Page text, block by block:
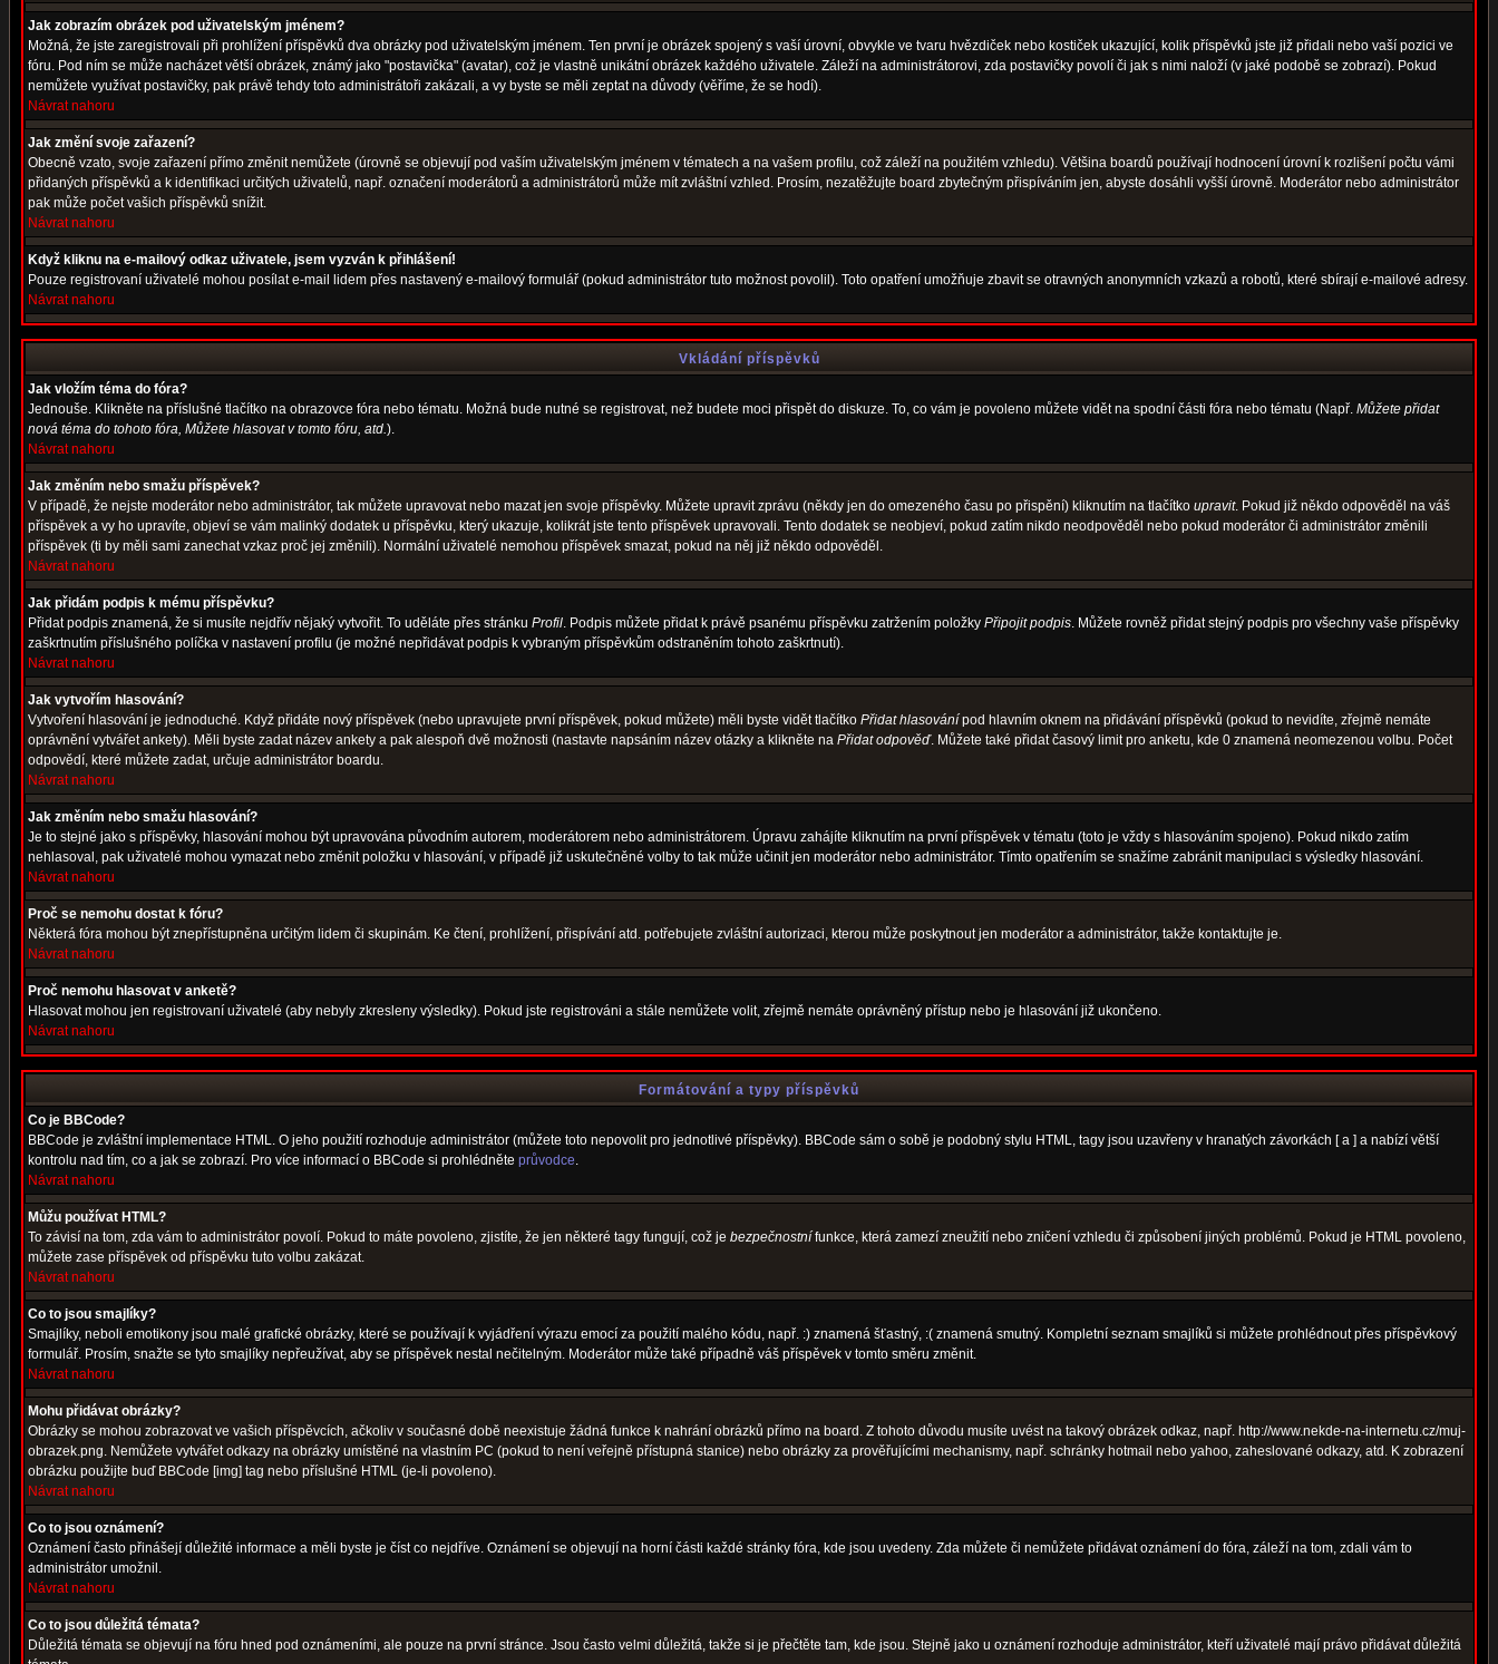
Jak zobrazím obrázek pod uživatelským jménem?
Možná, že jste zaregistrovali při prohlížení příspěvků dva obrázky pod uživatelským jménem. Ten první je obrázek spojený s vaší úrovní, obvykle ve tvaru hvězdiček nebo kostiček ukazující, kolik příspěvků jste již přidali nebo vaší pozici ve
fóru. Pod ním se může nacházet větší obrázek, známý jako "postavička" (avatar), což je vlastně unikátní obrázek každého uživatele. Záleží na administrátorovi, zda postavičky povolí či jak s nimi naloží (v jaké podobě se zobrazí). Pokud
nemůžete využívat postavičky, pak právě tehdy toto administrátoři zakázali, a vy byste se měli zeptat na důvody (věříme, že se hodí).
Návrat nahoru
Jak změní svoje zařazení?
Obecně vzato, svoje zařazení přímo změnit nemůžete (úrovně se objevují pod vaším uživatelským jménem v tématech a na vašem profilu, což záleží na použitém vzhledu). Většina boardů používají hodnocení úrovní k rozlišení počtu vámi
přidaných příspěvků a k identifikaci určitých uživatelů, např. označení moderátorů a administrátorů může mít zvláštní vzhled. Prosím, nezatěžujte board zbytečným přispíváním jen, abyste dosáhli vyšší úrovně. Moderátor nebo administrátor
pak může počet vašich příspěvků snížit.
Návrat nahoru
Když kliknu na e-mailový odkaz uživatele, jsem vyzván k přihlášení!
Pouze registrovaní uživatelé mohou posílat e-mail lidem přes nastavený e-mailový formulář (pokud administrátor tuto možnost povolil). Toto opatření umožňuje zbavit se otravných anonymních vzkazů a robotů, které sbírají e-mailové adresy.
Návrat nahoru
Vkládání příspěvků
Jak vložím téma do fóra?
Jednouše. Klikněte na příslušné tlačítko na obrazovce fóra nebo tématu. Možná bude nutné se registrovat, než budete moci přispět do diskuze. To, co vám je povoleno můžete vidět na spodní části fóra nebo tématu (Např. Můžete přidat
nová téma do tohoto fóra, Můžete hlasovat v tomto fóru, atd.).
Návrat nahoru
Jak změním nebo smažu příspěvek?
V případě, že nejste moderátor nebo administrátor, tak můžete upravovat nebo mazat jen svoje příspěvky. Můžete upravit zprávu (někdy jen do omezeného času po přispění) kliknutím na tlačítko upravit. Pokud již někdo odpověděl na váš
příspěvek a vy ho upravíte, objeví se vám malinký dodatek u příspěvku, který ukazuje, kolikrát jste tento příspěvek upravovali. Tento dodatek se neobjeví, pokud zatím nikdo neodpověděl nebo pokud moderátor či administrátor změnili
příspěvek (ti by měli sami zanechat vzkaz proč jej změnili). Normální uživatelé nemohou příspěvek smazat, pokud na něj již někdo odpověděl.
Návrat nahoru
Jak přidám podpis k mému příspěvku?
Přidat podpis znamená, že si musíte nejdřív nějaký vytvořit. To uděláte přes stránku Profil. Podpis můžete přidat k právě psanému příspěvku zatržením položky Připojit podpis. Můžete rovněž přidat stejný podpis pro všechny vaše příspěvky
zaškrtnutím příslušného políčka v nastavení profilu (je možné nepřidávat podpis k vybraným příspěvkům odstraněním tohoto zaškrtnutí).
Návrat nahoru
Jak vytvořím hlasování?
Vytvoření hlasování je jednoduché. Když přidáte nový příspěvek (nebo upravujete první příspěvek, pokud můžete) měli byste vidět tlačítko Přidat hlasování pod hlavním oknem na přidávání příspěvků (pokud to nevidíte, zřejmě nemáte
oprávnění vytvářet ankety). Měli byste zadat název ankety a pak alespoň dvě možnosti (nastavte napsáním název otázky a klikněte na Přidat odpověď. Můžete také přidat časový limit pro anketu, kde 0 znamená neomezenou volbu. Počet
odpovědí, které můžete zadat, určuje administrátor boardu.
Návrat nahoru
Jak změním nebo smažu hlasování?
Je to stejné jako s příspěvky, hlasování mohou být upravována původním autorem, moderátorem nebo administrátorem. Úpravu zahájíte kliknutím na první příspěvek v tématu (toto je vždy s hlasováním spojeno). Pokud nikdo zatím
nehlasoval, pak uživatelé mohou vymazat nebo změnit položku v hlasování, v případě již uskutečněné volby to tak může učinit jen moderátor nebo administrátor. Tímto opatřením se snažíme zabránit manipulaci s výsledky hlasování.
Návrat nahoru
Proč se nemohu dostat k fóru?
Některá fóra mohou být znepřístupněna určitým lidem či skupinám. Ke čtení, prohlížení, přispívání atd. potřebujete zvláštní autorizaci, kterou může poskytnout jen moderátor a administrátor, takže kontaktujte je.
Návrat nahoru
Proč nemohu hlasovat v anketě?
Hlasovat mohou jen registrovaní uživatelé (aby nebyly zkresleny výsledky). Pokud jste registrováni a stále nemůžete volit, zřejmě nemáte oprávněný přístup nebo je hlasování již ukončeno.
Návrat nahoru
Formátování a typy příspěvků
Co je BBCode?
BBCode je zvláštní implementace HTML. O jeho použití rozhoduje administrátor (můžete toto nepovolit pro jednotlivé příspěvky). BBCode sám o sobě je podobný stylu HTML, tagy jsou uzavřeny v hranatých závorkách [ a ] a nabízí větší
kontrolu nad tím, co a jak se zobrazí. Pro více informací o BBCode si prohlédněte průvodce.
Návrat nahoru
Můžu používat HTML?
To závisí na tom, zda vám to administrátor povolí. Pokud to máte povoleno, zjistíte, že jen některé tagy fungují, což je bezpečnostní funkce, která zamezí zneužití nebo zničení vzhledu či způsobení jiných problémů. Pokud je HTML povoleno,
můžete zase příspěvek od příspěvku tuto volbu zakázat.
Návrat nahoru
Co to jsou smajlíky?
Smajlíky, neboli emotikony jsou malé grafické obrázky, které se používají k vyjádření výrazu emocí za použití malého kódu, např. :) znamená šťastný, :( znamená smutný. Kompletní seznam smajlíků si můžete prohlédnout přes příspěvkový
formulář. Prosím, snažte se tyto smajlíky nepřeužívat, aby se příspěvek nestal nečitelným. Moderátor může také případně váš příspěvek v tomto směru změnit.
Návrat nahoru
Mohu přidávat obrázky?
Obrázky se mohou zobrazovat ve vašich příspěvcích, ačkoliv v současné době neexistuje žádná funkce k nahrání obrázků přímo na board. Z tohoto důvodu musíte uvést na takový obrázek odkaz, např. http://www.nekde-na-internetu.cz/muj-
obrazek.png. Nemůžete vytvářet odkazy na obrázky umístěné na vlastním PC (pokud to není veřejně přístupná stanice) nebo obrázky za prověřujícími mechanismy, např. schránky hotmail nebo yahoo, zaheslované odkazy, atd. K zobrazení
obrázku použijte buď BBCode [img] tag nebo příslušné HTML (je-li povoleno).
Návrat nahoru
Co to jsou oznámení?
Oznámení často přinášejí důležité informace a měli byste je číst co nejdříve. Oznámení se objevují na horní části každé stránky fóra, kde jsou uvedeny. Zda můžete či nemůžete přidávat oznámení do fóra, záleží na tom, zdali vám to
administrátor umožnil.
Návrat nahoru
Co to jsou důležitá témata?
Důležitá témata se objevují na fóru hned pod oznámeními, ale pouze na první stránce. Jsou často velmi důležitá, takže si je přečtěte tam, kde jsou. Stejně jako u oznámení rozhoduje administrátor, kteří uživatelé mají právo přidávat důležitá